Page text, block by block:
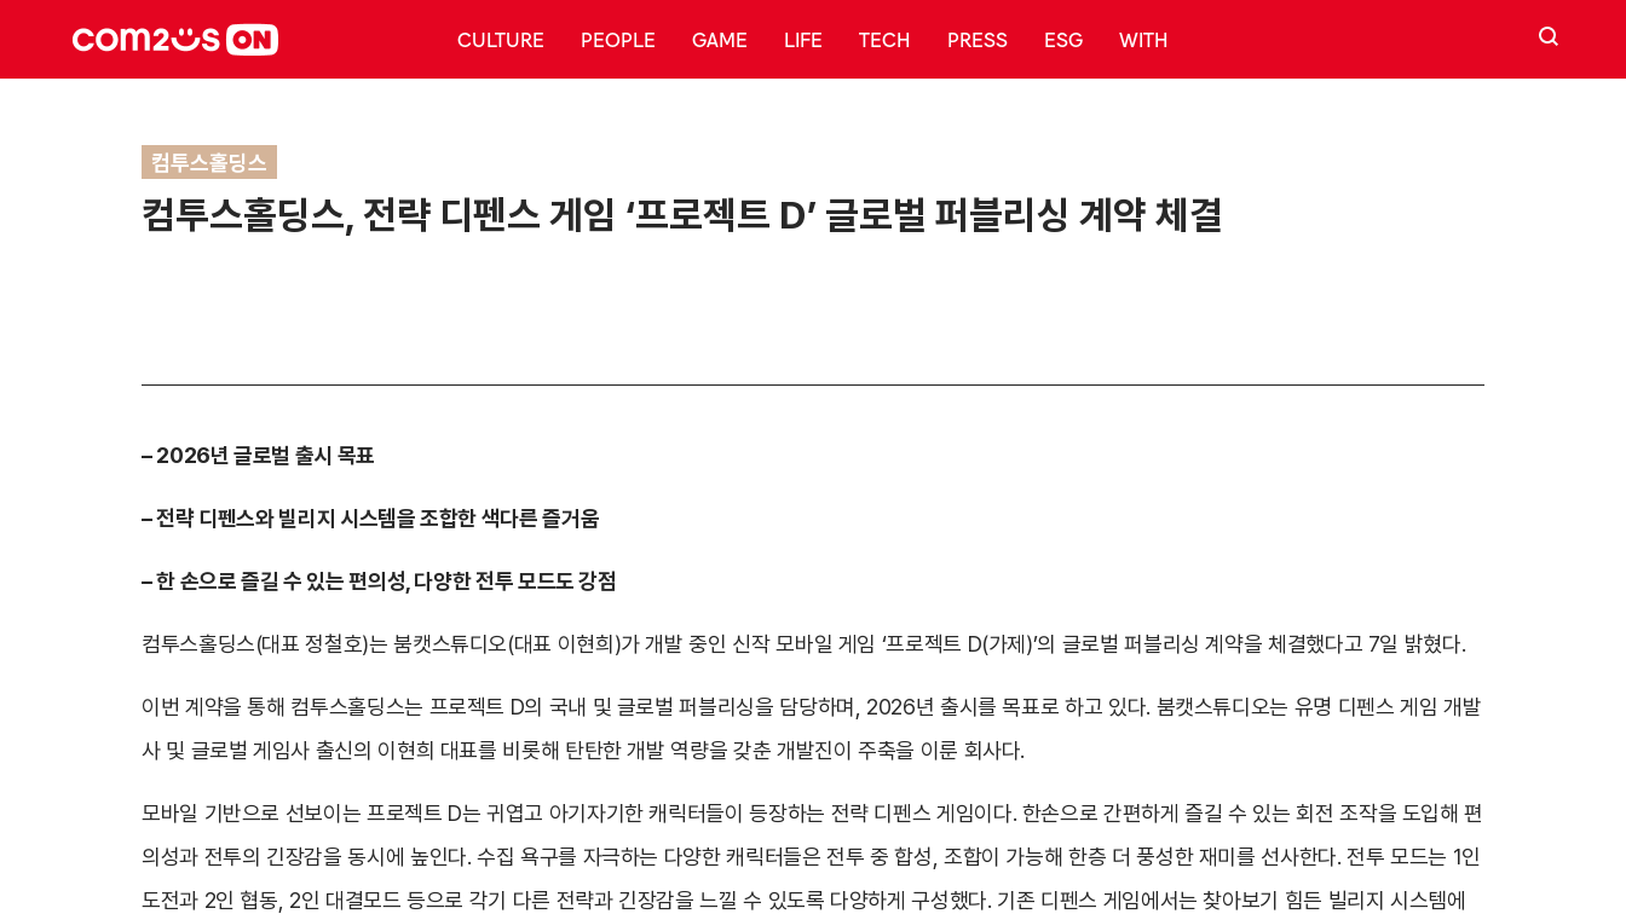
CULTURE PEOPLE GAME LIFE TECH PRESS ESG WITH 검색
컴투스홀딩스
컴투스홀딩스, 전략 디펜스 게임 ‘프로젝트 D’ 글로벌 퍼블리싱 계약 체결
– 2026년 글로벌 출시 목표
–전략 디펜스와 빌리지 시스템을 조합한 색다른 즐거움
–한 손으로 즐길 수 있는 편의성, 다양한 전투 모드도 강점
컴투스홀딩스(대표 정철호)는 붐캣스튜디오(대표 이현희)가 개발 중인 신작 모바일 게임 ‘프로젝트 D(가제)’의 글로벌 퍼블리싱 계약을 체결했다고 7일 밝혔다.
이번 계약을 통해 컴투스홀딩스는 프로젝트 D의 국내 및 글로벌 퍼블리싱을 담당하며, 2026년 출시를 목표로 하고 있다. 붐캣스튜디오는 유명 디펜스 게임 개발
사 및 글로벌 게임사 출신의 이현희 대표를 비롯해 탄탄한 개발 역량을 갖춘 개발진이 주축을 이룬 회사다.
모바일 기반으로 선보이는 프로젝트 D는 귀엽고 아기자기한 캐릭터들이 등장하는 전략 디펜스 게임이다. 한손으로 간편하게 즐길 수 있는 회전 조작을 도입해 편
의성과 전투의 긴장감을 동시에 높인다. 수집 욕구를 자극하는 다양한 캐릭터들은 전투 중 합성, 조합이 가능해 한층 더 풍성한 재미를 선사한다. 전투 모드는 1인
도전과 2인 협동, 2인 대결모드 등으로 각기 다른 전략과 긴장감을 느낄 수 있도록 다양하게 구성했다. 기존 디펜스 게임에서는 찾아보기 힘든 빌리지 시스템에